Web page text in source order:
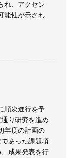
れ、アクセン
能性が示され
順次進行を予
り研究を進め
年度の計画の
あった課題項
成果発表を行